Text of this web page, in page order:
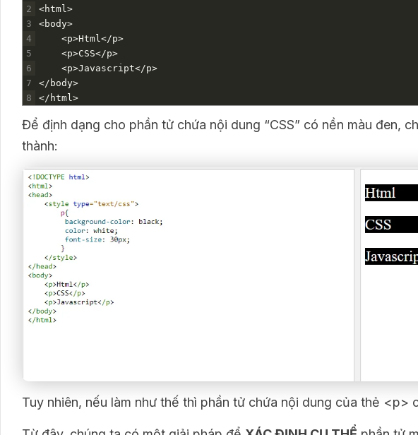
2
3
4
5
6
7
8
<html>
<body>
<p>Html</p>
<p>CSS</p>
<p>Javascript</p>
</ body>
</ html>
Để định dạng cho phần tử chứa nội dung “CSS” có nền màu đen,
thành:
Tuy nhiên, nếu làm như thế thì phần tử chứa nội dung của thẻ <p>